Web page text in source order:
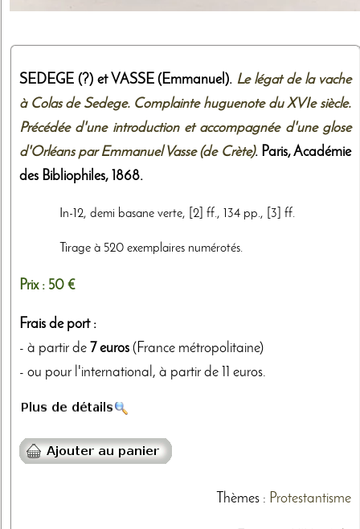
SEDEGE (?) et VASSE (Emmanuel). Le légat de la vache
à Colas de Sedege. Complainte huguenote du XVIe siècle.
Précédée d'une introduction et accompagnée d'une glose
d'Orléans par Emmanuel Vasse (de Crète). Paris,Académie
des Bibliophiles, 1868.
In-12, demi basane verte, [2] ff., 134 pp., [3] ff.
Tirage à 520 exemplaires numérotés.
Prix : 50 €
Frais de port :
- à partir de 7 euros (France métropolitaine)
- ou pour l'international, à partir de 11 euros.
Thèmes: Protestantisme